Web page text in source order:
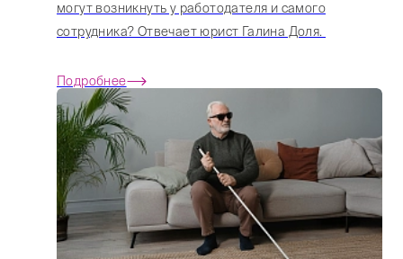
могут возникнуть у работодателя и самого
сотрудника? Отвечает юрист Галина Доля.
Подробнее